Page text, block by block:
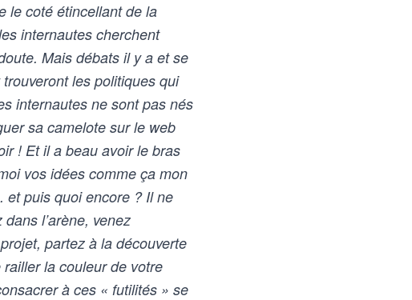
le coté étincellant de la
internautes cherchent
Mais débats il y a et se
les politiques qui
internautes ne sont pas nés
sa camelote sur le web
! Et il a beau avoir le bras
vos idées comme ça mon
puis quoi encore ? Il ne
l’arène, venez
partez à la découverte
la couleur de votre
à ces « futilités » se